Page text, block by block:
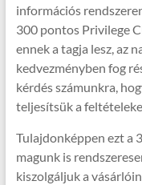
információs
300 pontos Privilege
ennek a tagja lesz, az
kedvezményben fog
kérdés számunkra,
teljesítsük a
Tulajdonképpen ezt a
magunk is
kiszolgáljuk a